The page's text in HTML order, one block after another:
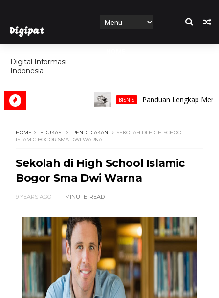
Digipat
Digital Informasi
Indonesia
FEATURES
BISNIS Panduan Lengkap Memilih
HOME EDUKASI PENDIDIAKAN
SEKOLAH DI HIGH SCHOOL
ISLAMIC BOGOR SMA DWI WARNA
Sekolah di High School Islamic
Bogor Sma Dwi Warna
9 YEARS AGO 1 MINUTE READ